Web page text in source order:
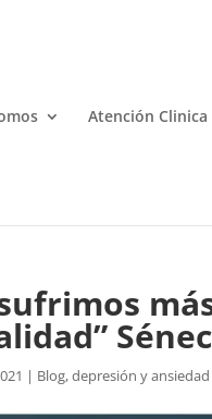
Atención Clinica
| Blog,depresión y ansiedad